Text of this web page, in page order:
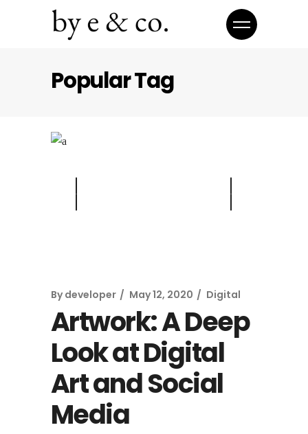
Popular Tag
By developer May 12, 2020 Digital
Artwork: A Deep
Look at Digital
Art and Social
Media